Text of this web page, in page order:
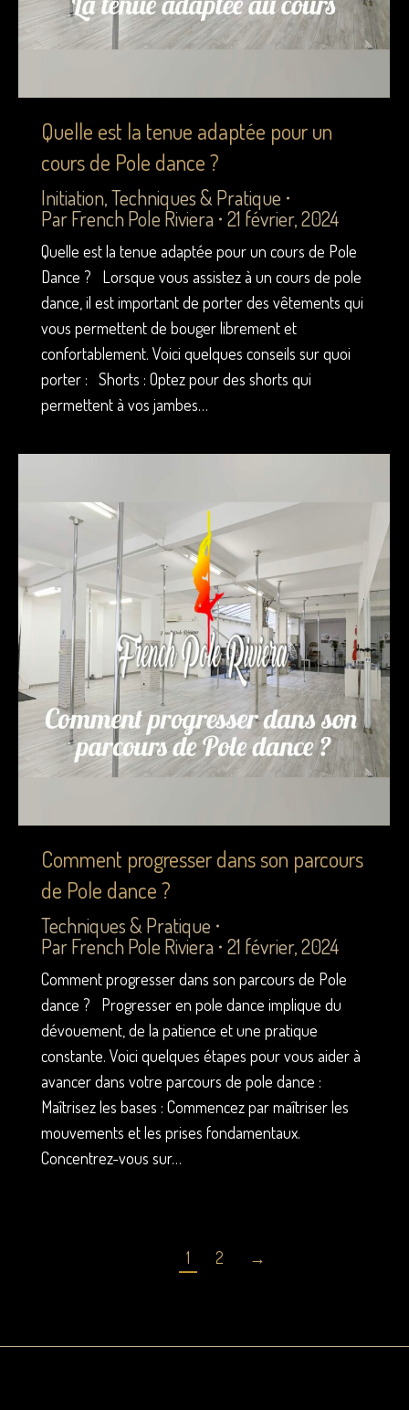
Quelle est la tenue adaptée pour un
cours de Pole dance ?
Initiation,Techniques & Pratique
ParFrench Pole Riviera 21 février, 2024
Quelle est la tenue adaptée pour un cours de Pole
Dance ? Lorsque vous assistez à un cours de pole
dance, il est important de porter des vêtements qui
vous permettent de bouger librement et
confortablement. Voici quelques conseils sur quoi
porter : Shorts : Optez pour des shorts qui
permettent à vos jambes…
Comment progresser dans son parcours
de Pole dance ?
Techniques & Pratique
ParFrench Pole Riviera 21 février, 2024
Comment progresser dans son parcours de Pole
dance ? Progresser en pole dance implique du
dévouement, de la patience et une pratique
constante. Voici quelques étapes pour vous aider à
avancer dans votre parcours de pole dance :
Maîtrisez les bases : Commencez par maîtriser les
mouvements et les prises fondamentaux.
Concentrez-vous sur…
1 2 →